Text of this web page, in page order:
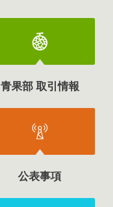
青果部 取引情報
公表事項